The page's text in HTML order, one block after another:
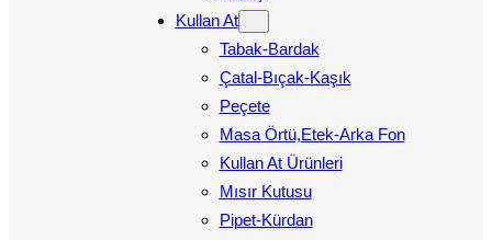
Kullan At
Tabak-Bardak
Çatal-Bıçak-Kaşık
Peçete
Masa Örtü,Etek-Arka Fon
Kullan At Ürünleri
Mısır Kutusu
Pipet-Kürdan